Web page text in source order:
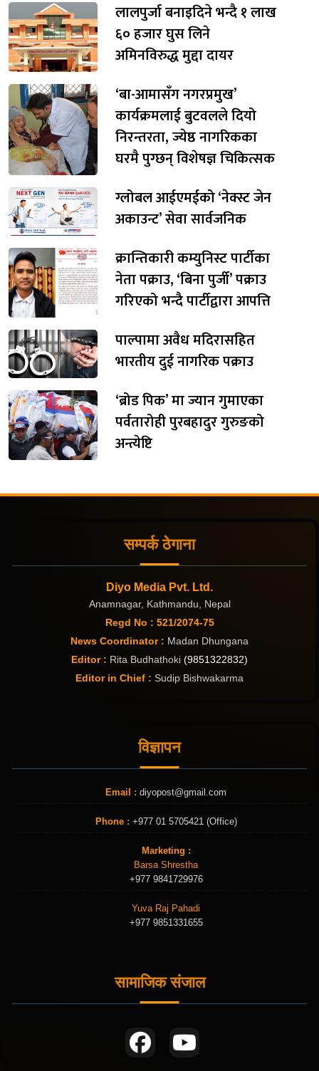
लालपुर्जा बनाइदिने भन्दै १ लाख
६० हजार घुस लिने
अमिनविरुद्ध मुद्दा दायर
‘बा-आमासँग नगरप्रमुख’
कार्यक्रमलाई बुटवलले दियो
निरन्तरता, ज्येष्ठ नागरिकका
घरमै पुग्छन् विशेषज्ञ चिकित्सक
ग्लोबल आईएमईको ‘नेक्स्ट जेन
अकाउन्ट’ सेवा सार्वजनिक
क्रान्तिकारी कम्युनिस्ट पार्टीका
नेता पक्राउ, ‘बिना पुर्जी’ पक्राउ
गरिएको भन्दै पार्टीद्वारा आपत्ति
पाल्पामा अवैध मदिरासहित
भारतीय दुई नागरिक पक्राउ
‘ब्रोड पिक’ मा ज्यान गुमाएका
पर्वतारोही पुरबहादुर गुरुङको
अन्त्येष्टि
सम्पर्क ठेगाना
Diyo Media Pvt. Ltd.
Anamnagar, Kathmandu, Nepal
Regd No : 521/2074-75
News Coordinator : Madan Dhungana
Editor : Rita Budhathoki (9851322832)
Editor in Chief : Sudip Bishwakarma
विज्ञापन
Email : diyopost@gmail.com
Phone : +977 01 5705421 (Office)
Marketing :
Barsa Shrestha
+977 9841729976
Yuva Raj Pahadi
+977 9851331655
सामाजिक संजाल